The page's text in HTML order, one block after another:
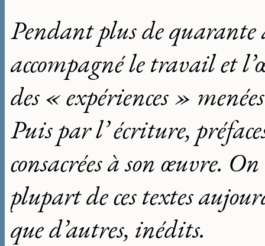
Pendant plus de quarante
accompagné le travail et
des « expériences »
Puis par l’ écriture,
consacrées à son œuvre.
plupart de ces textes
que d’autres, inédits.